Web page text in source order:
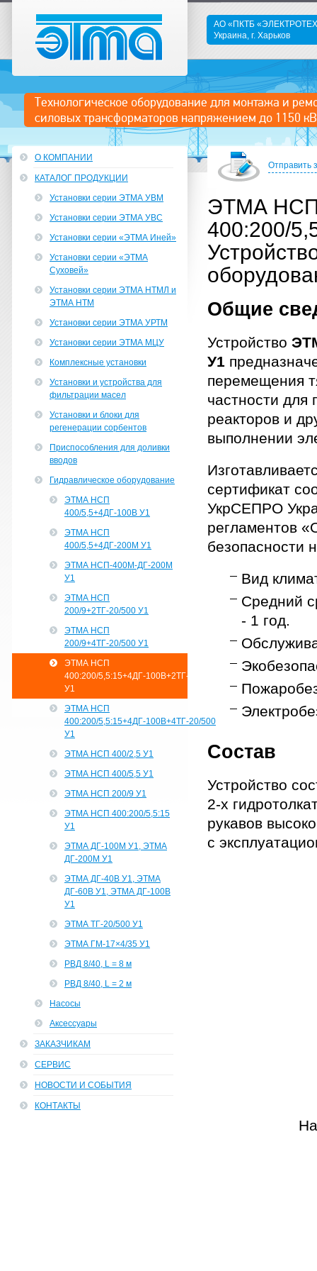
Технологическое оборудование для монтажа и
силовых трансформаторов напряжением до 1150 кВ
АО «ПКТБ
Украина, г. Харьков
Отправить
ЭТМА
400:200/
Общие
Устройство
У1
перемещения
частности
реакторов и
выполнении
сертификат
УкрСЕПРО
регламентов
безопасности
Вид
Средний
- 1 год.
Состав
Устройство
2-х
рукавов
с
О КОМПАНИИ
КАТАЛОГ ПРОДУКЦИИ
Установки серии ЭТМА УВМ
Установки серии ЭТМА УВС
Установки серии «ЭТМА Иней»
Установки серии «ЭТМА
Суховей»
Установки серии ЭТМА НТМЛ и
ЭТМА НТМ
Установки серии ЭТМА УРТМ
Установки серии ЭТМА МЦУ
Комплексные установки
Установки и устройства для
фильтрации масел
Установки и блоки для
регенерации сорбентов
Приспособления для доливки
вводов
Гидравлическое оборудование
ЭТМА НСП
400/5,5+4ДГ-100В У1
ЭТМА НСП
400/5,5+4ДГ-200М У1
ЭТМА НСП-400М-ДГ-200М
У1
ЭТМА НСП
200/9+2ТГ-20/500 У1
ЭТМА НСП
200/9+4ТГ-20/500 У1
ЭТМА НСП
400:200/5,5:15+4ДГ-100В+2ТГ-20/500
У1
ЭТМА НСП
400:200/5,5:15+4ДГ-100В+4ТГ-20/500
У1
ЭТМА НСП 400/2,5 У1
ЭТМА НСП 400/5,5 У1
ЭТМА НСП 200/9 У1
ЭТМА НСП 400:200/5,5:15
У1
ЭТМА ДГ-100М У1, ЭТМА
ДГ-200М У1
ЭТМА ДГ-40В У1, ЭТМА
ДГ-60В У1, ЭТМА ДГ-100В
У1
ЭТМА ТГ-20/500 У1
ЭТМА ГМ-17×4/35 У1
РВД 8/40, L = 8 м
РВД 8/40, L = 2 м
Насосы
Аксессуары
ЗАКАЗЧИКАМ
СЕРВИС
НОВОСТИ И СОБЫТИЯ
КОНТАКТЫ